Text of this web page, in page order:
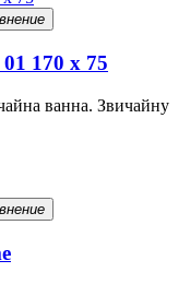
170 x 75
ванна. Звичайну